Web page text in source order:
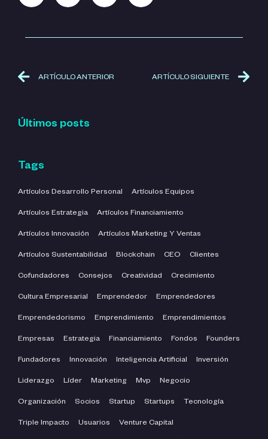
ARTÍCULO ANTERIOR ARTÍCULO SIGUIENTE
Últimos posts
Tags
Artículos Desarrollo Personal Artículos Equipos
Artículos Estrategia Artículos Financiamiento
Artículos Innovación Artículos Marketing Y Ventas
Artículos Sustentabilidad Blockchain CEO Clientes
Cofundadores Consejos Creatividad Crecimiento
Cultura Empresarial Emprendedor Emprendedores
Emprendedorismo Emprendimiento Emprendimientos
Empresas Estrategia Financiamiento Fondos Founders
Fundadores Innovación Inteligencia Artificial Inversión
Liderazgo Líder Marketing Mvp Negocio
Organización Socios Startup Startups Tecnología
Triple Impacto Usuarios Venture Capital